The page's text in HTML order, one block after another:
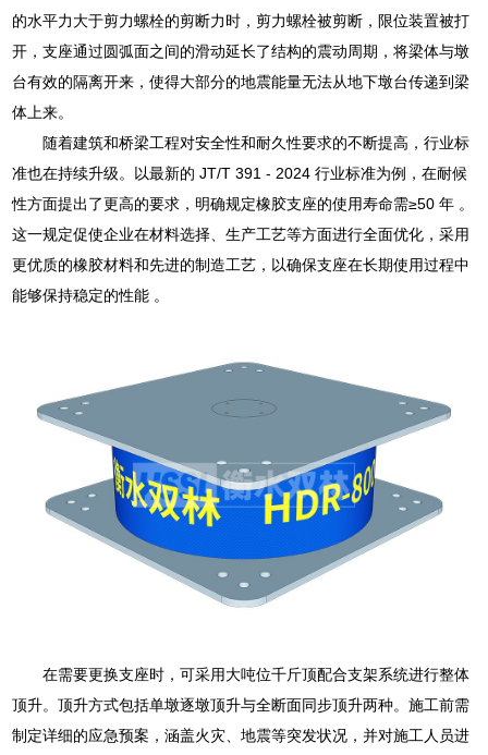
的水平力大于剪力螺栓的剪断力时，剪力螺栓被剪断，限位装置被打
开，支座通过圆弧面之间的滑动延长了结构的震动周期，将梁体与墩
台有效的隔离开来，使得大部分的地震能量无法从地下墩台传递到梁
体上来。
随着建筑和桥梁工程对安全性和耐久性要求的不断提高，行业标
准也在持续升级。以最新的 JT/T 391 - 2024 行业标准为例，在耐候
性方面提出了更高的要求，明确规定橡胶支座的使用寿命需≥50 年 。
这一规定促使企业在材料选择、生产工艺等方面进行全面优化，采用
更优质的橡胶材料和先进的制造工艺，以确保支座在长期使用过程中
能够保持稳定的性能 。
在需要更换支座时，可采用大吨位千斤顶配合支架系统进行整体
顶升。顶升方式包括单墩逐墩顶升与全断面同步顶升两种。施工前需
制定详细的应急预案，涵盖火灾、地震等突发状况，并对施工人员进